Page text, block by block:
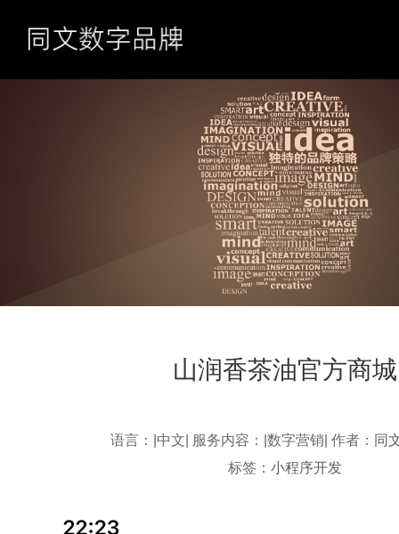
山润香茶油官方商城
语言：|中文| 服务内容：|数字营销| 作者： 同
标签： 小程序开发